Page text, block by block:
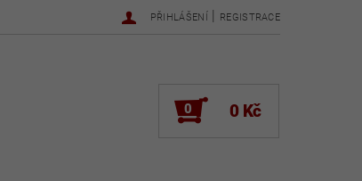
PŘIHLÁŠENÍ | REGISTRACE
0 0 Kč